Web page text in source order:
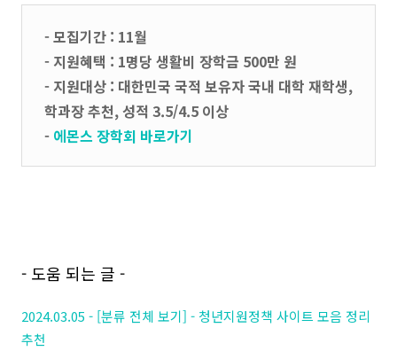
- 모집기간 : 11월
- 지원혜택 : 1명당 생활비 장학금 500만 원
- 지원대상 : 대한민국 국적 보유자 국내 대학 재학생,
학과장 추천, 성적 3.5/4.5 이상
- 에몬스 장학회 바로가기
- 도움 되는 글 -
2024.03.05 - [분류 전체 보기] - 청년지원정책 사이트 모음 정리
추천